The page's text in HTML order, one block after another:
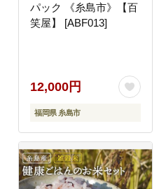
パック 《糸島市》【百
笑屋】 [ABF013]
12,000円
福岡県 糸島市